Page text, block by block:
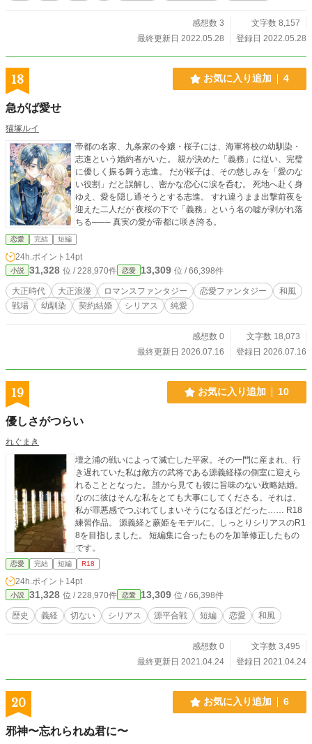
感想数 3
文字数 8,157
最終更新日 2022.05.28
登録日 2022.05.28
18 お気に入り追加 4
急がば愛せ
猫塚ルイ
帝都の名家、九条家の令嬢・桜子には、海軍将校の幼馴染・
志進という婚約者がいた。 親が決めた「義務」に従い、完璧
に優しく振る舞う志進。 だが桜子は、その慈しみを「愛のな
い役割」だと誤解し、密かな恋心に涙を呑む。 死地へ赴く身
ゆえ、愛を隠し通そうとする志進。 すれ違うまま出撃前夜を
迎えた二人だが 夜桜の下で「義務」という名の嘘が剥がれ落
ちる─── 真実の愛が帝都に咲き誇る。
恋愛 完結 短編
24h.ポイント 14pt
小説 31,328 位 / 228,970件 恋愛 13,309 位 / 66,398件
大正時代 大正浪漫 ロマンスファンタジー 恋愛ファンタジー
和風
戦場
幼馴染 契約結婚 シリアス 純愛
感想数 0
文字数 18,073
最終更新日 2026.07.16
登録日 2026.07.16
19 お気に入り追加 10
優しさがつらい
れぐまき
壇之浦の戦いによって滅亡した平家。その一門に産まれ、行
き遅れていた私は敵方の武将である源義経様の側室に迎えら
れることとなった。 誰から見ても彼に旨味のない政略結婚。
なのに彼はそんな私をとても大事にしてくださる。それは、
私が罪悪感でつぶれてしまいそうになるほどだった…… R18
練習作品。 源義経と蕨姫をモデルに、しっとりシリアスのR1
8を目指しました。 短編集に合ったものを加筆修正したもの
です。
恋愛 完結 短編 R18
24h.ポイント 14pt
小説 31,328 位 / 228,970件 恋愛 13,309 位 / 66,398件
歴史 義経 切ない シリアス 源平合戦 短編 恋愛 和風
感想数 0
文字数 3,495
最終更新日 2021.04.24
登録日 2021.04.24
20 お気に入り追加 6
邪神〜忘れられぬ君に〜